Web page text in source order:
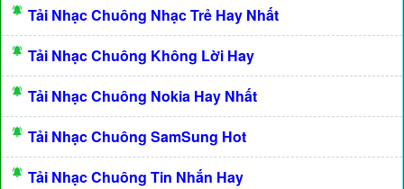
Tải Nhạc Chuông Nhạc Trẻ Hay Nhất
Tải Nhạc Chuông Không Lời Hay
Tải Nhạc Chuông Nokia Hay Nhất
Tải Nhạc Chuông SamSung Hot
Tải Nhạc Chuông Tin Nhắn Hay